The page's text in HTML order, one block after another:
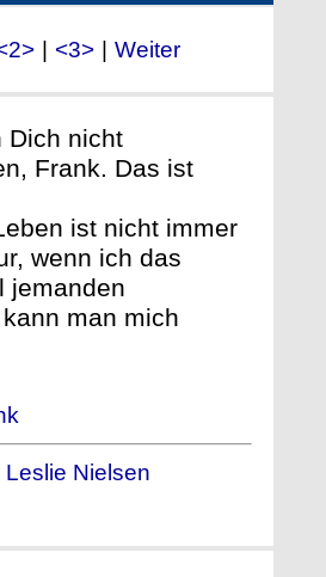
<3> Weiter
Dich nicht
Frank. Das ist
ist nicht immer
wenn ich das
jemanden
man mich
Leslie Nielsen